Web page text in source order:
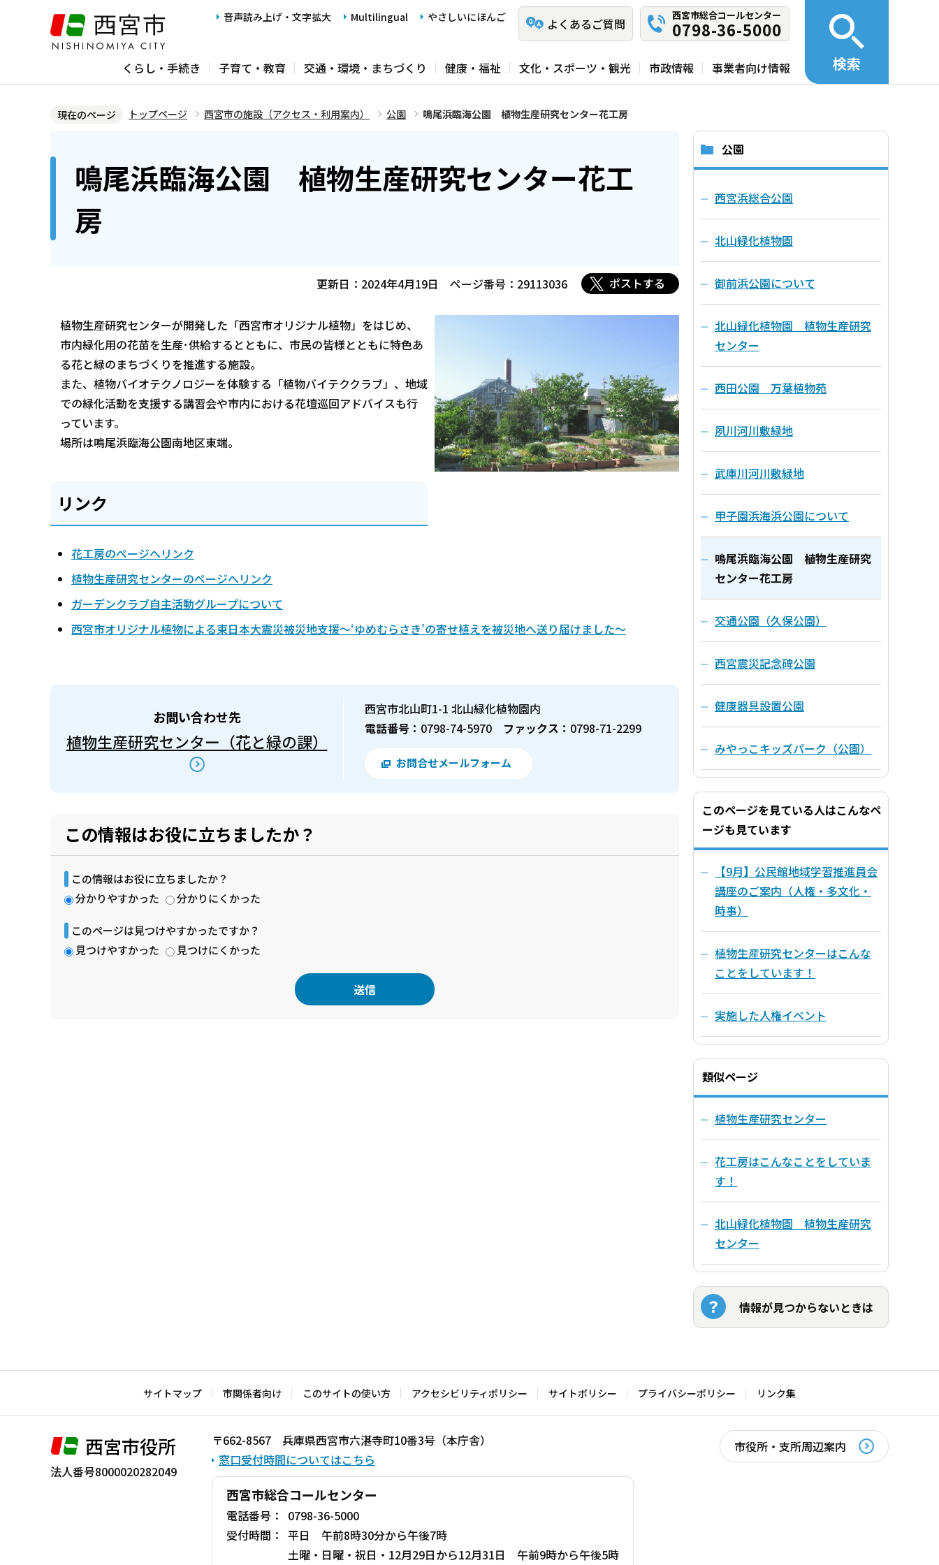
ジ
音声読み上げ・文字拡大 Multilingual やさしいにほんご よくあるご質問
西宮市総合コールセンター
0798-36-5000
くらし・手続き 子育て・教育 交通・環境・まちづくり 健康・福祉 文化・スポーツ・観光 市政情報 事業者向け情報 検索
現在のページ トップページ 西宮市の施設（アクセス・利用案内） 公園 鳴尾浜臨海公園 植物生産研究センター花工房
鳴尾浜臨海公園 植物生産研究センター花工
房
更新日：2024年4月19日 ページ番号：29113036 ポストする
植物生産研究センターが開発した「西宮市オリジナル植物」をはじめ、
市内緑化用の花苗を生産･供給するとともに、市民の皆様とともに特色あ
る花と緑のまちづくりを推進する施設。
また、植物バイオテクノロジーを体験する「植物バイテククラブ」、地域
での緑化活動を支援する講習会や市内における花壇巡回アドバイスも行
っています。
場所は鳴尾浜臨海公園南地区東端。
リンク
花工房のページへリンク
植物生産研究センターのページへリンク
ガーデンクラブ自主活動グループについて
西宮市オリジナル植物による東日本大震災被災地支援～‘ゆめむらさき’の寄せ植えを被災地へ送り届けました～
お問い合わせ先
植物生産研究センター（花と緑の課）
西宮市北山町1-1 北山緑化植物園内
電話番号： 0798-74-5970 ファックス： 0798-71-2299
お問合せメールフォーム
この情報はお役に立ちましたか？
この情報はお役に立ちましたか？
分かりやすかった
分かりにくかった
このページは見つけやすかったですか？
見つけやすかった
見つけにくかった
公園
西宮浜総合公園
北山緑化植物園
御前浜公園について
北山緑化植物園 植物生産研究
センター
西田公園 万葉植物苑
夙川河川敷緑地
武庫川河川敷緑地
甲子園浜海浜公園について
鳴尾浜臨海公園 植物生産研究
センター花工房
交通公園（久保公園）
西宮震災記念碑公園
健康器具設置公園
みやっこキッズパーク（公園）
このページを見ている人はこんなペ
ージも見ています
【9月】公民館地域学習推進員会
講座のご案内（人権・多文化・
時事）
植物生産研究センターはこんな
ことをしています！
実施した人権イベント
類似ページ
植物生産研究センター
花工房はこんなことをしていま
す！
北山緑化植物園 植物生産研究
センター
情報が見つからないときは
サイトマップ 市関係者向け このサイトの使い方 アクセシビリティポリシー サイトポリシー プライバシーポリシー リンク集
西宮市役所
法人番号8000020282049
〒662-8567 兵庫県西宮市六湛寺町10番3号（本庁舎）
窓口受付時間についてはこちら
西宮市総合コールセンター
電話番号：
0798-36-5000
受付時間： 平日 午前8時30分から午後7時
土曜・日曜・祝日・12月29日から12月31日 午前9時から午後5時
市役所・支所周辺案内